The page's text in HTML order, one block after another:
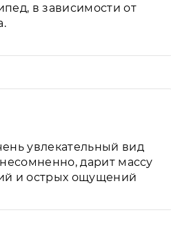
в зависимости от
увлекательный вид
дарит массу
и острых ощущений